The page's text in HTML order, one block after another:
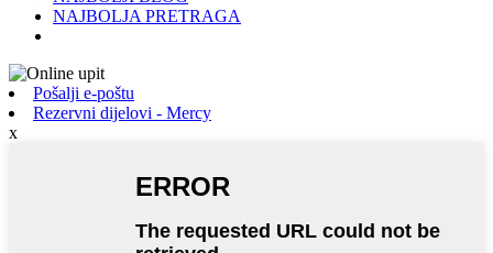
NAJBOLJA PRETRAGA
Pošalji e-poštu
Rezervni dijelovi - Mercy
x